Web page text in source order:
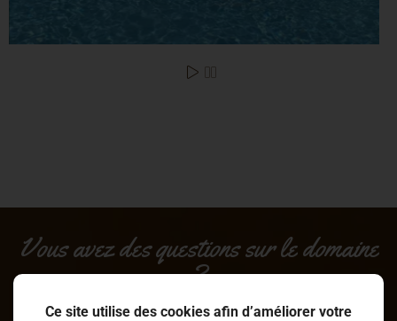
Vous avez des questions sur le domaine
?
Ce site utilise des cookies afin d’améliorer votre